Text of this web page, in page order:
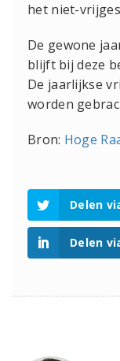
het niet-
De gewone
blijft bij deze
De jaarlijkse
worden
Bron: Hoge
Delen
Delen